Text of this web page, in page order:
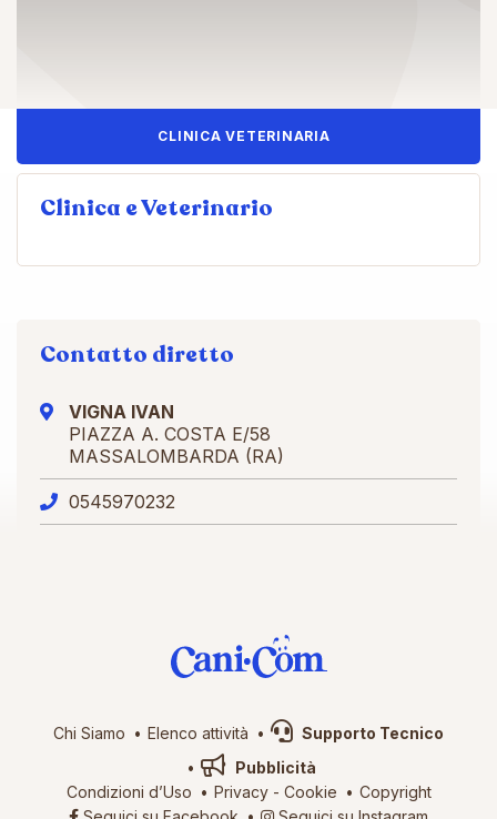
CLINICA VETERINARIA
Clinica e Veterinario
Contatto diretto
VIGNA IVAN
PIAZZA A. COSTA E/58
MASSALOMBARDA (RA)
0545970232
Chi Siamo Elenco attività
Supporto Tecnico
Pubblicità
Condizioni d’Uso
Privacy- Cookie
Copyright